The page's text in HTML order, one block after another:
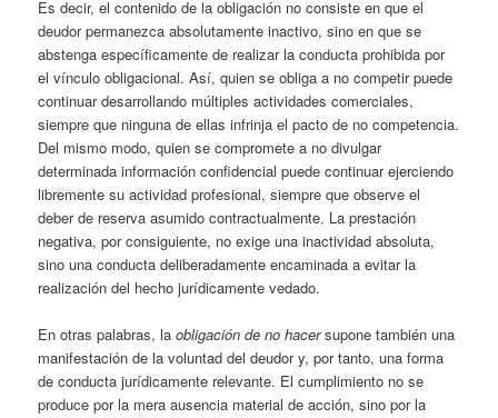
Es decir, el contenido de la obligación no consiste en que el
deudor permanezca absolutamente inactivo, sino en que se
abstenga específicamente de realizar la conducta prohibida por
el vínculo obligacional. Así, quien se obliga a no competir puede
continuar desarrollando múltiples actividades comerciales,
siempre que ninguna de ellas infrinja el pacto de no competencia.
Del mismo modo, quien se compromete a no divulgar
determinada información confidencial puede continuar ejerciendo
libremente su actividad profesional, siempre que observe el
deber de reserva asumido contractualmente. La prestación
negativa, por consiguiente, no exige una inactividad absoluta,
sino una conducta deliberadamente encaminada a evitar la
realización del hecho jurídicamente vedado.
En otras palabras, laobligación de no hacersupone también una
manifestación de la voluntad del deudor y, por tanto, una forma
de conducta jurídicamente relevante. El cumplimiento no se
produce por la mera ausencia material de acción, sino por la